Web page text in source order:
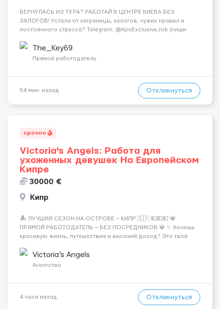
ВЕРНУЛАСЬ ИЗ ТУРА? РАБОТАЙ В ЦЕНТРЕ КИЕВА БЕЗ
ЗАЛОГОВ! Устала от заграницы, залогов, чужих правил и
постоянного стресса? Telegram: @KyivExclusiveJob (пиши
самом центре Киева Можно работать в эскорте или в
эротическом массаже (н...
The_Key69
Прямой работодатель
54 мин. назад Откликнуться
срочно
Victoria's Angels: Работа для
ухоженных девушек На Европейском
Кипре
30000 €
Кипр
🏝️ ЛУЧШИЙ СЕЗОН НА ОСТРОВЕ — КИПР 🇨🇾 💶💶💶 💎
ПРЯМОЙ РАБОТОДАТЕЛЬ — БЕЗ ПОСРЕДНИКОВ 💎 ✨ Хочешь
красивую жизнь, путешествия и высокий доход? Это твой
Опытная команда с годами практики — Стабильный поток
клиентов (без ...
Victoria's Angels
Агентство
4 часа назад Откликнуться